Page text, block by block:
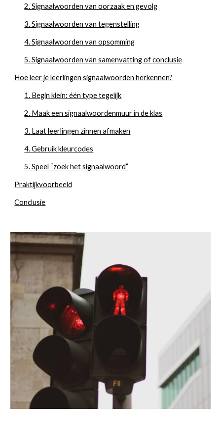
2. Signaalwoorden van oorzaak en gevolg
3. Signaalwoorden van tegenstelling
4. Signaalwoorden van opsomming
5. Signaalwoorden van samenvatting of conclusie
Hoe leer je leerlingen signaalwoorden herkennen?
1. Begin klein: één type tegelijk
2. Maak een signaalwoordenmuur in de klas
3. Laat leerlingen zinnen afmaken
4. Gebruik kleurcodes
5. Speel “zoek het signaalwoord”
Praktijkvoorbeeld
Conclusie